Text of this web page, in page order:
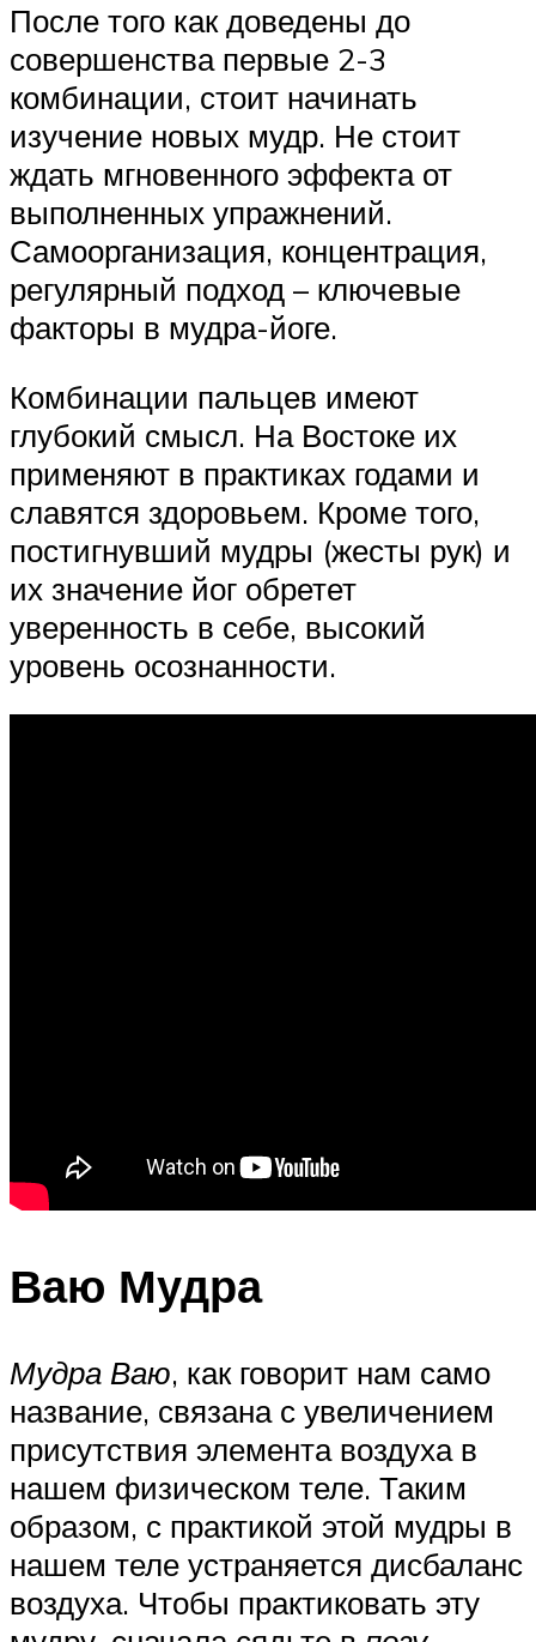
После того как доведены до
совершенства первые 2-3
комбинации, стоит начинать
изучение новых мудр. Не стоит
ждать мгновенного эффекта от
выполненных упражнений.
Самоорганизация, концентрация,
регулярный подход – ключевые
факторы в мудра-йоге.
Комбинации пальцев имеют
глубокий смысл. На Востоке их
применяют в практиках годами и
славятся здоровьем. Кроме того,
постигнувший мудры (жесты рук) и
их значение йог обретет
уверенность в себе, высокий
уровень осознанности.
Ваю Мудра
Мудра Ваю, как говорит нам само
название, связана с увеличением
присутствия элемента воздуха в
нашем физическом теле. Таким
образом, с практикой этой мудры в
нашем теле устраняется дисбаланс
воздуха. Чтобы практиковать эту